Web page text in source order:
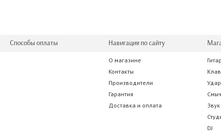
Способы оплаты Навигация по сайту
О магазине
Контакты
Производители
Гарантия
Доставка и оплата
Звук
DJ